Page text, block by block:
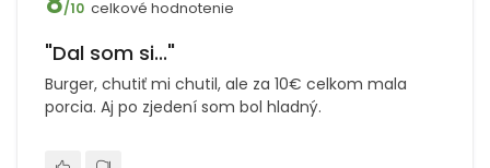
/10 celkové hodnotenie
"Dal som si..."
Burger, chutiť mi chutil, ale za 10€ celkom mala
porcia. Aj po zjedení som bol hladný.